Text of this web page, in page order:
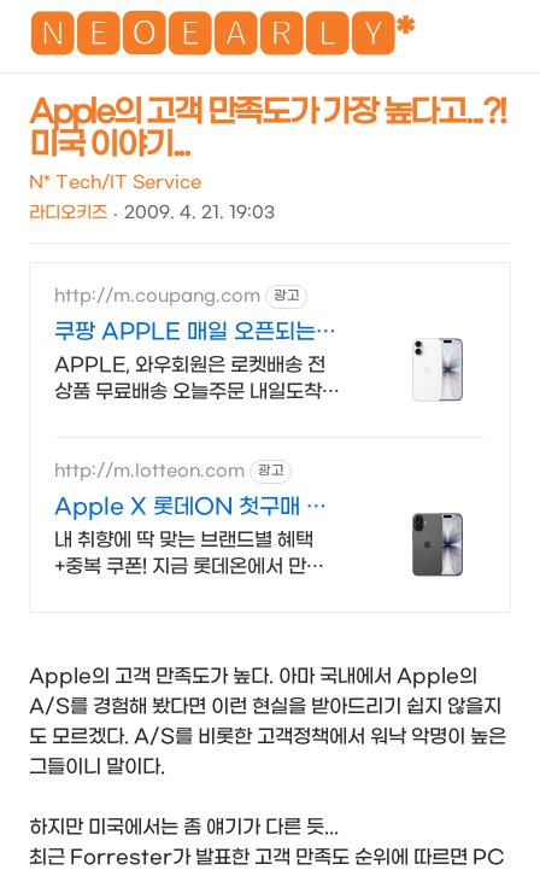
🅽🅴🅾🅴🅰🆁🅻🆈*
Apple의 고객 만족도가 가장 높다고...?!
미국 이야기...
N* Tech/IT Service
라디오키즈
2009. 4. 21. 19:03
http://m.coupang.com 광고
쿠팡 APPLE 매일 오픈되는
와우회원 특가
APPLE, 와우회원은 로켓배송 전
상품 무료배송 오늘주문 내일도착!
http://m.lotteon.com 광고
Apple X 롯데ON 첫구매 최
대 5천원 혜택!
내 취향에 딱 맞는 브랜드별 혜택
+중복 쿠폰! 지금 롯데온에서 만나
Apple의 고객 만족도가 높다. 아마 국내에서 Apple의
A/S를 경험해 봤다면 이런 현실을 받아드리기 쉽지 않을지
도 모르겠다. A/S를 비롯한 고객정책에서 워낙 악명이 높은
그들이니 말이다.
하지만 미국에서는 좀 얘기가 다른 듯...
최근 Forrester가 발표한 고객 만족도 순위에 따르면 PC